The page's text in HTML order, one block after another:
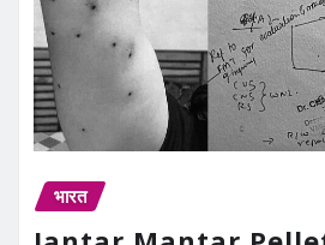
भारत